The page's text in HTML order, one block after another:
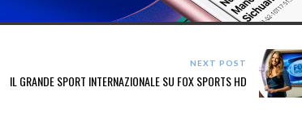
NEXT POST
IL GRANDE SPORT INTERNAZIONALE SU FOX SPORTS HD